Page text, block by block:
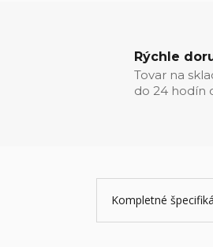
Rýchle
Tovar na
do 24 hodín
Kompletné